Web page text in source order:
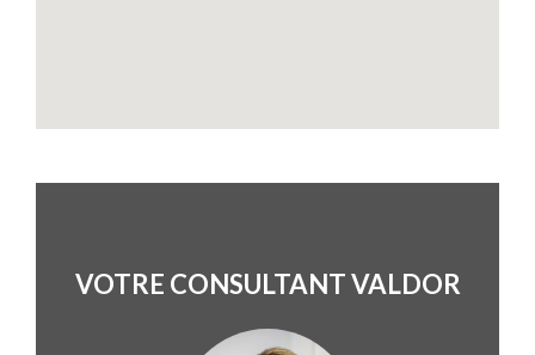
VOTRE CONSULTANT VALDOR